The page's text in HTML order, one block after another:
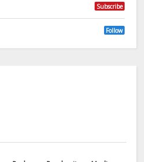
Subscribe
Follow